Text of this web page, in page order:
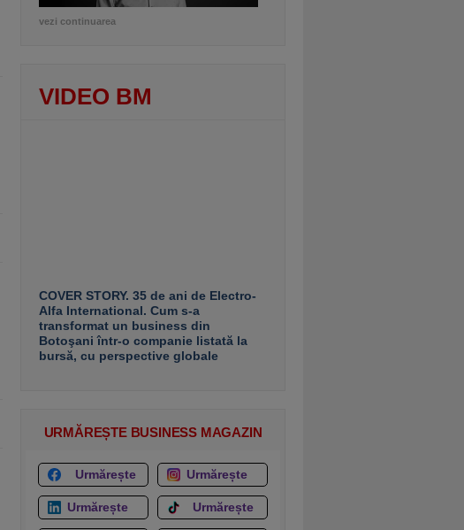
vezi continuarea
VIDEO BM
COVER STORY. 35 de ani de Electro-
Alfa International. Cum s-a
transformat un business din
Botoşani într-o companie listată la
bursă, cu perspective globale
URMĂREȘTE BUSINESS MAGAZIN
Urmărește Urmărește
Urmărește Urmărește